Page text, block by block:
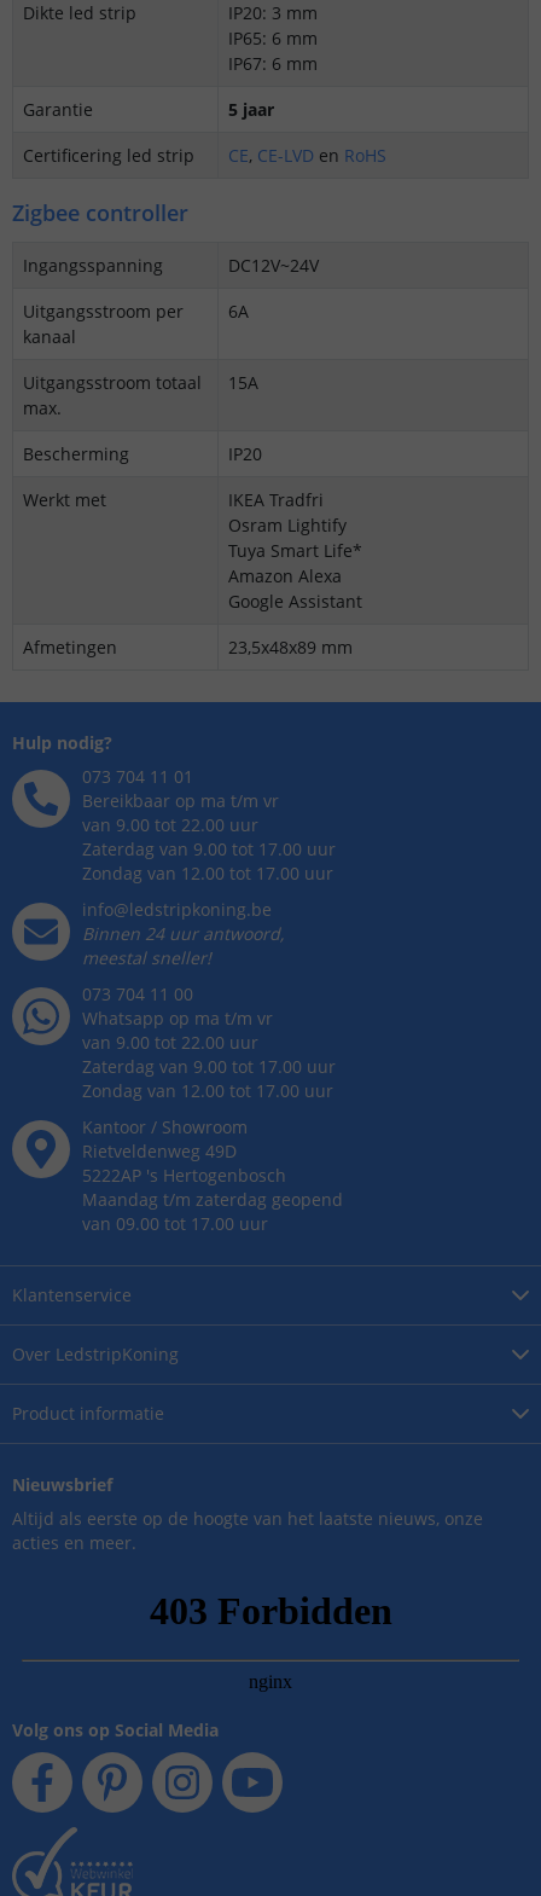
Dikte led strip
IP20: 3 mm
IP65: 6 mm
IP67: 6 mm
Garantie
5 jaar
Certificering led strip
CE, CE-LVD en RoHS
Zigbee controller
Ingangsspanning
DC12V~24V
Uitgangsstroom per
kanaal
6A
Uitgangsstroom totaal
max.
15A
Bescherming
IP20
Werkt met
IKEA Tradfri
Osram Lightify
Tuya Smart Life*
Amazon Alexa
Google Assistant
Afmetingen
23,5x48x89 mm
Over LedstripKoning
Product informatie
Klantenservice
Hulp nodig?
073 704 11 01
Bereikbaar op ma t/m vr
van 9.00 tot 22.00 uur
Zaterdag van 9.00 tot 17.00 uur
Zondag van 12.00 tot 17.00 uur
info@ledstripkoning.be
Binnen 24 uur antwoord,
meestal sneller!
073 704 11 00
Whatsapp op ma t/m vr
van 9.00 tot 22.00 uur
Zaterdag van 9.00 tot 17.00 uur
Zondag van 12.00 tot 17.00 uur
Kantoor / Showroom
Rietveldenweg 49D
5222AP 's Hertogenbosch
Maandag t/m zaterdag geopend
van 09.00 tot 17.00 uur
Nieuwsbrief
Altijd als eerste op de hoogte van het laatste nieuws, onze
acties en meer.
Volg ons op Social Media